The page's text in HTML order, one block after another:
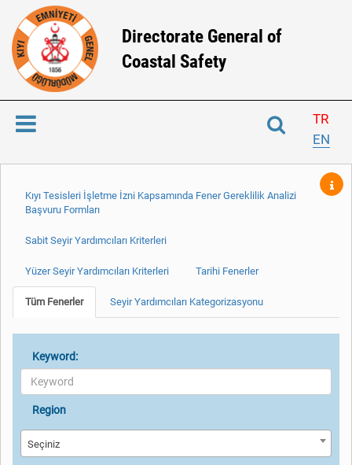
Directorate General of
Coastal Safety
TR
EN
Kıyı Tesisleri İşletme İzni Kapsamında Fener Gereklilik Analizi
Başvuru Formları
Sabit Seyir Yardımcıları Kriterleri
Yüzer Seyir Yardımcıları Kriterleri Tarihi Fenerler
Tüm Fenerler Seyir Yardımcıları Kategorizasyonu
Keyword:
Region
Seçiniz